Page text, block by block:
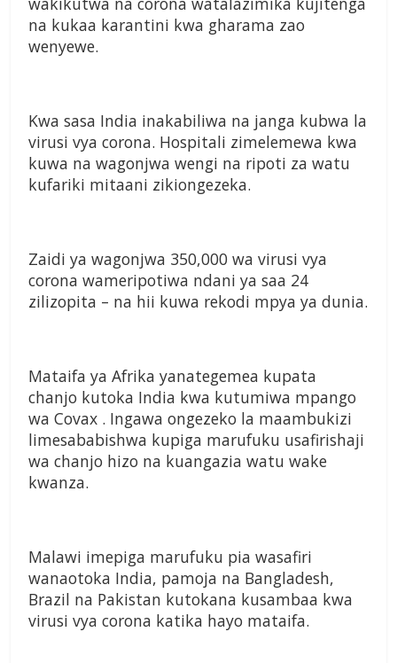
na kukaa karantini kwa gharama zao
wenyewe.
Kwa sasa India inakabiliwa na janga kubwa la
virusi vya corona. Hospitali zimelemewa kwa
kuwa na wagonjwa wengi na ripoti za watu
kufariki mitaani zikiongezeka.
Zaidi ya wagonjwa 350,000 wa virusi vya
corona wameripotiwa ndani ya saa 24
zilizopita – na hii kuwa rekodi mpya ya dunia.
Mataifa ya Afrika yanategemea kupata
chanjo kutoka India kwa kutumiwa mpango
wa Covax . Ingawa ongezeko la maambukizi
limesababishwa kupiga marufuku usafirishaji
wa chanjo hizo na kuangazia watu wake
kwanza.
Malawi imepiga marufuku pia wasafiri
wanaotoka India, pamoja na Bangladesh,
Brazil na Pakistan kutokana kusambaa kwa
virusi vya corona katika hayo mataifa.